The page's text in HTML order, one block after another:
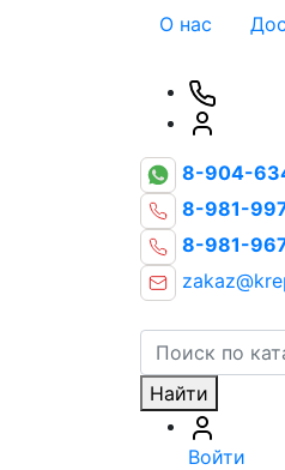
О нас
8-904-
8-981-
8-981-
Найти
Войти